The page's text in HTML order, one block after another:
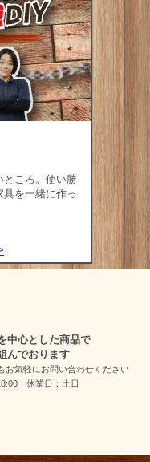
ところ。使い勝
を一緒に作っ
中心とした商品で
んでおります
お気軽にお問い合わせください
休業日：土日